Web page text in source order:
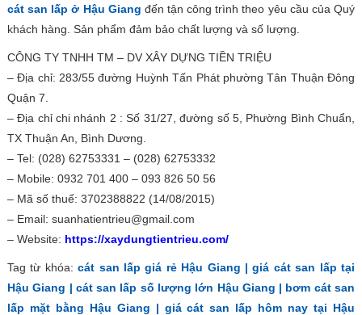
cát san lấp ở Hậu Giang đến tận công trình theo yêu cầu của Quý
khách hàng. Sản phẩm đảm bảo chất lượng và số lượng.
CÔNG TY TNHH TM – DV XÂY DỰNG TIỀN TRIỆU
– Địa chỉ: 283/55 đường Huỳnh Tấn Phát phường Tân Thuận Đông
Quận 7.
– Địa chỉ chi nhánh 2 : Số 31/27, đường số 5, Phường Bình Chuẩn,
TX Thuận An, Bình Dương.
– Tel: (028) 62753331 – (028) 62753332
– Mobile: 0932 701 400 – 093 826 50 56
– Mã số thuế: 3702388822 (14/08/2015)
– Email: suanhatientrieu@gmail.com
– Website: https://xaydungtientrieu.com/
Tag từ khóa:cát san lấp giá rẻ Hậu Giang | giá cát san lấp tại
Hậu Giang | cát san lấp số lượng lớn Hậu Giang | bơm cát san
lấp mặt bằng Hậu Giang | giá cát san lấp hôm nay tại Hậu